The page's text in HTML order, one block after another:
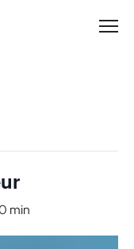
min